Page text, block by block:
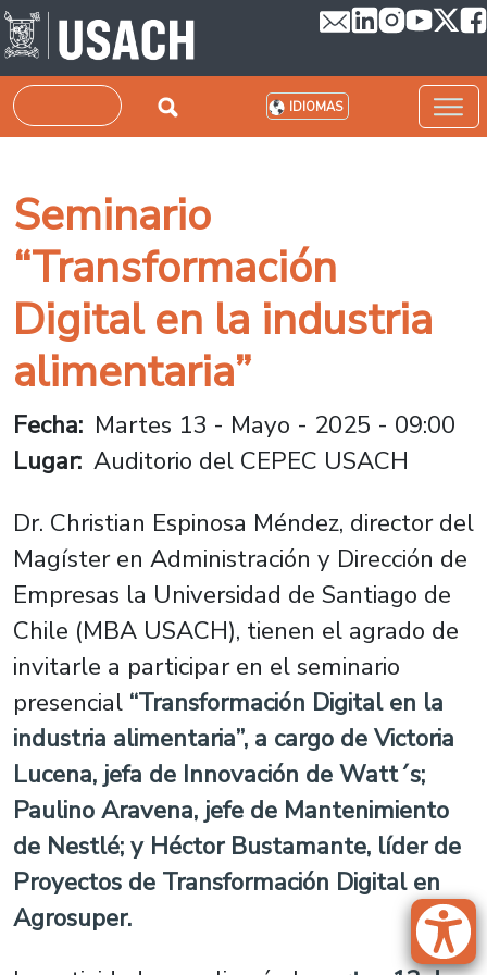
Pasar al contenido principal
Buscar IDIOMAS
Seminario
“Transformación
Digital en la industria
alimentaria”
Fecha Martes 13 - Mayo - 2025 - 09:00
Lugar Auditorio del CEPEC USACH
Dr. Christian Espinosa Méndez, director del
Magíster en Administración y Dirección de
Empresas la Universidad de Santiago de
Chile (MBA USACH), tienen el agrado de
invitarle a participar en el seminario
presencial “Transformación Digital en la
industria alimentaria”, a cargo de Victoria
Lucena, jefa de Innovación de Watt´s;
Paulino Aravena, jefe de Mantenimiento
de Nestlé; y Héctor Bustamante, líder de
Proyectos de Transformación Digital en
Agrosuper.